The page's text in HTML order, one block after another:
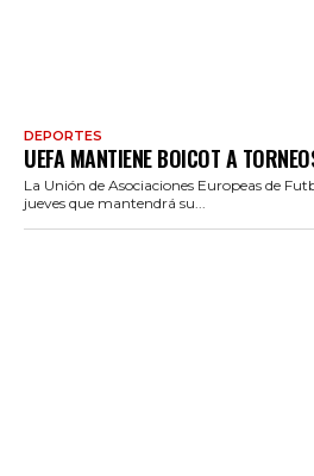
DEPORTES
UEFA MANTIENE BOICOT A
La Unión de Asociaciones Europeas de
jueves que mantendrá su...